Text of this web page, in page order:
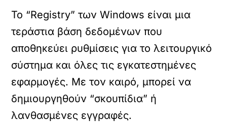
Το “Registry” των Windows είναι μια
τεράστια βάση δεδομένων που
αποθηκεύει ρυθμίσεις για το λειτουργικό
σύστημα και όλες τις εγκατεστημένες
εφαρμογές. Με τον καιρό, μπορεί να
δημιουργηθούν “σκουπίδια” ή
λανθασμένες εγγραφές.